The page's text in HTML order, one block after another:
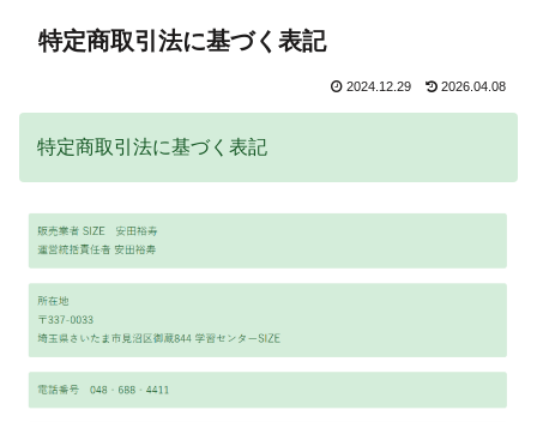
特定商取引法に基づく表記
2024.12.29 2026.04.08
特定商取引法に基づく表記